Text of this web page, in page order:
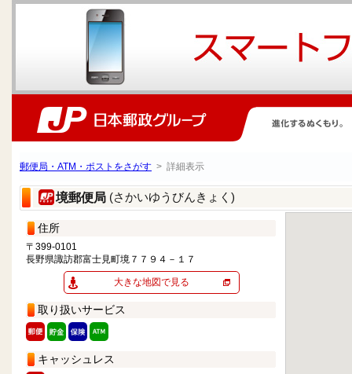
郵便局・ATM・ポストをさがす > 詳細表示
境郵便局 (さかいゆうびんきょく)
住所
〒399-0101
長野県諏訪郡富士見町境７７９４－１７
大きな地図で見る
取り扱いサービス
キャッシュレス